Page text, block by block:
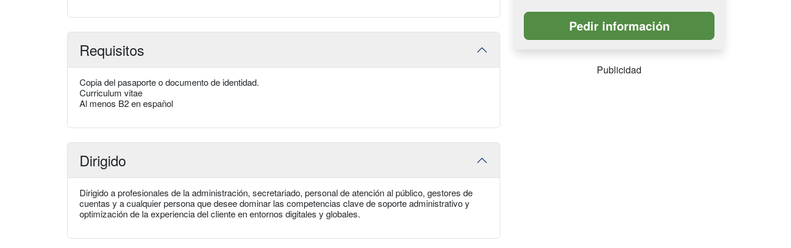
Requisitos
Copia del pasaporte o documento de identidad.
Curriculum vitae
Al menos B2 en español
Dirigido
Dirigido a profesionales de la administración, secretariado, personal de atención al público, gestores de
cuentas y a cualquier persona que desee dominar las competencias clave de soporte administrativo y
optimización de la experiencia del cliente en entornos digitales y globales.
Publicidad